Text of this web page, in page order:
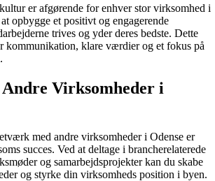
er afgørende for enhver stor virksomhed i
opbygge et positivt og engagerende
trives og yder deres bedste. Dette
kommunikation, klare værdier og et fokus på
Virksomheder i
med andre virksomheder i Odense er
succes. Ved at deltage i brancherelaterede
og samarbejdsprojekter kan du skabe
og styrke din virksomheds position i byen.